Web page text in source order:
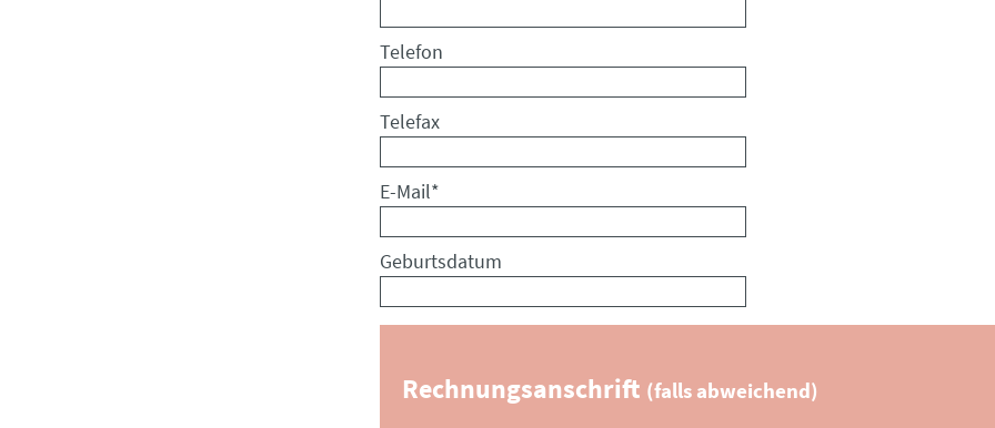
Telefon
Telefax
Pflichtfeld
E-Mail*
Geburtsdatum
Rechnungsanschrift (falls abweichend)